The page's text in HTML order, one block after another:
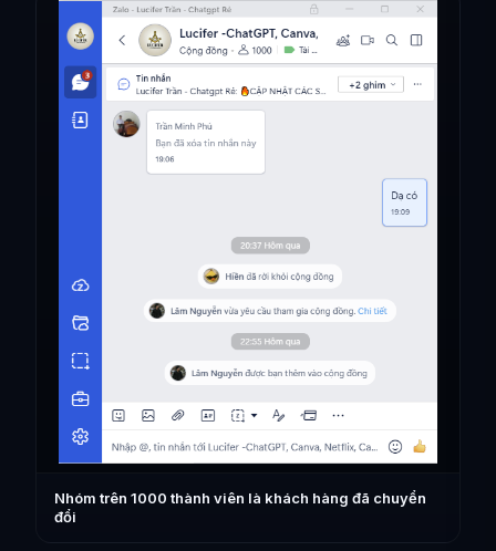
Nhóm trên 1000 thành viên là khách hàng đã chuyển
đổi